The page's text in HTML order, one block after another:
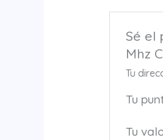
Sé el
Mhz
Tu
Tu
Tu